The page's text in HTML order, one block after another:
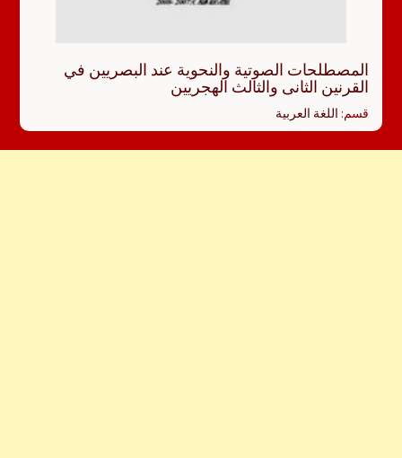
المصطلحات الصوتية والنحوية عند البصريين في
القرنين الثانى والثالث الهجريين
قسم: اللغة العربية